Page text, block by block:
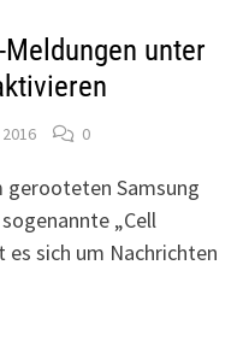
unter
0
Samsung
„Cell
es sich um Nachrichten